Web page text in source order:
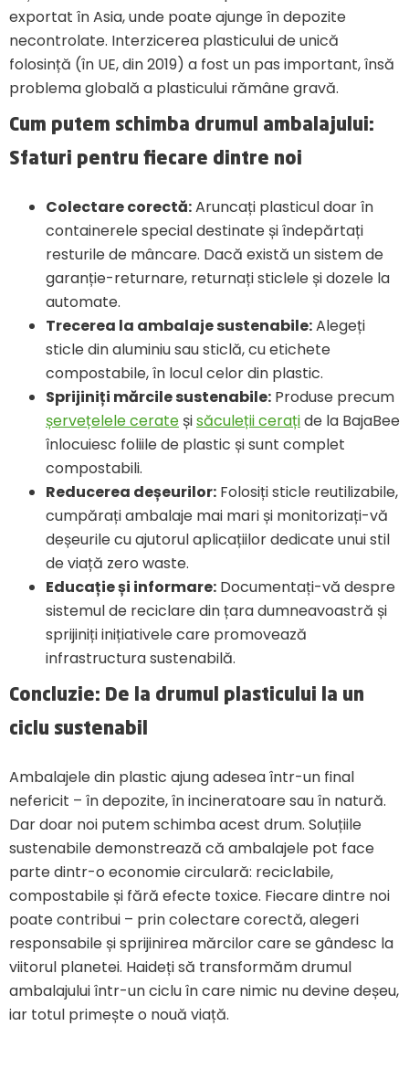
exportat în Asia, unde poate ajunge în depozite
necontrolate. Interzicerea plasticului de unică
folosință (în UE, din 2019) a fost un pas important, însă
problema globală a plasticului rămâne gravă.
Cum putem schimba drumul ambalajului:
Sfaturi pentru fiecare dintre noi
Colectare corectă:Aruncați plasticul doar în
containerele special destinate și îndepărtați
resturile de mâncare. Dacă există un sistem de
garanție-returnare, returnați sticlele și dozele la
automate.
Trecerea la ambalaje sustenabile:Alegeți
sticle din aluminiu sau sticlă, cu etichete
compostabile, în locul celor din plastic.
Sprijiniți mărcile sustenabile: Produse precum
șervețelele cerate șisăculeții cerațide la BajaBee
înlocuiesc foliile de plastic și sunt complet
compostabili.
Reducerea deșeurilor: Folosiți sticle reutilizabile,
cumpărați ambalaje mai mari și monitorizați-vă
deșeurile cu ajutorul aplicațiilor dedicate unui stil
de viață zero waste.
Educație și informare: Documentați-vă despre
sistemul de reciclare din țara dumneavoastră și
sprijiniți inițiativele care promovează
infrastructura sustenabilă.
Concluzie: De la drumul plasticului la un
ciclu sustenabil
Ambalajele din plastic ajung adesea într-un final
nefericit – în depozite, în incineratoare sau în natură.
Dar doar noi putem schimba acest drum. Soluțiile
sustenabile demonstrează că ambalajele pot face
parte dintr-o economie circulară: reciclabile,
compostabile și fără efecte toxice. Fiecare dintre noi
poate contribui – prin colectare corectă, alegeri
responsabile și sprijinirea mărcilor care se gândesc la
viitorul planetei. Haideți să transformăm drumul
ambalajului într-un ciclu în care nimic nu devine deșeu,
iar totul primește o nouă viață.